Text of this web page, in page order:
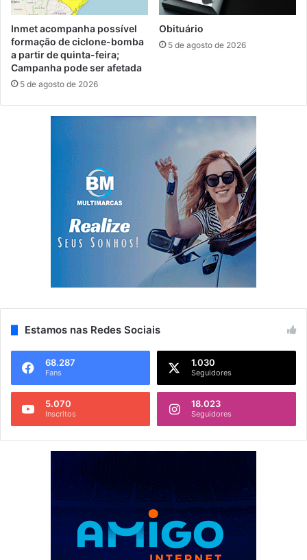
Inmet acompanha possível
formação de ciclone-bomba
a partir de quinta-feira;
Campanha pode ser afetada
5 de agosto de 2026
Obituário
5 de agosto de 2026
Estamos nas Redes Sociais
68.287
Fans
1.030
Seguidores
5.070
Inscritos
18.023
Seguidores